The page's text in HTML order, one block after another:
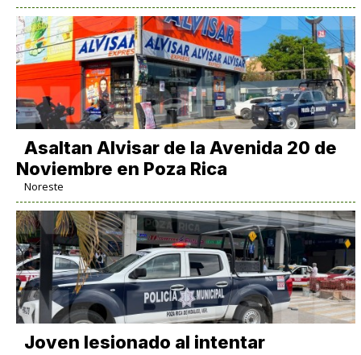
Asaltan Alvisar de la Avenida 20 de
Noviembre en Poza Rica
Noreste
Joven lesionado al intentar